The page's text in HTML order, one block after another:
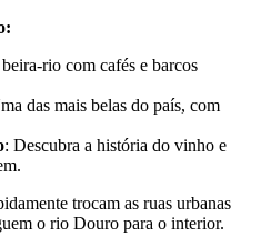
rio com cafés e barcos
das mais belas do país, com
: Descubra a história do vinho e
trocam as ruas urbanas
o rio Douro para o interior.